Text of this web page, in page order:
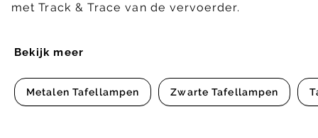
Bekijk meer
Metalen Tafellampen Zwarte Tafellampen
met Track & Trace van de vervoerder.